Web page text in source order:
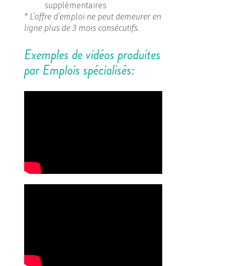
supplémentaires
* L’offre d’emploi ne peut demeurer en
ligne plus de 3 mois consécutifs.
Exemples de vidéos produites
par Emplois spécialisés: